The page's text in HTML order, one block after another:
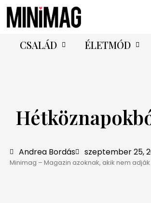
CSALÁD ÉLETMÓD
Andrea Bordás szeptember 25,
Minimag – Magazin azoknak, akik nem